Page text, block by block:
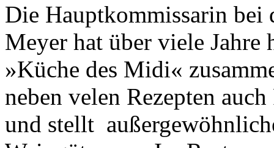
Die Hauptkommissarin
Meyer hat über viele Jahre
»Küche des Midi«
neben velen Rezepten
und stellt